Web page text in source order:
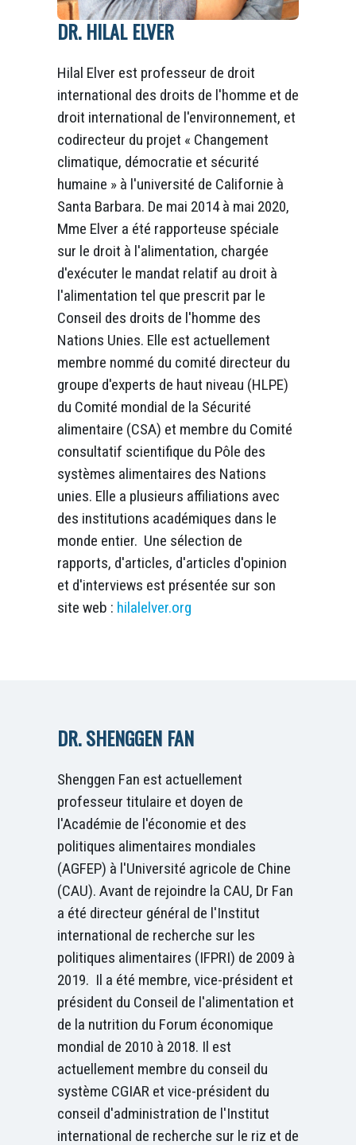
DR. HILAL ELVER
Hilal Elver est professeur de droit
international des droits de l'homme et de
droit international de l'environnement, et
codirecteur du projet « Changement
climatique, démocratie et sécurité
humaine » à l'université de Californie à
Santa Barbara. De mai 2014 à mai 2020,
Mme Elver a été rapporteuse spéciale
sur le droit à l'alimentation, chargée
d'exécuter le mandat relatif au droit à
l'alimentation tel que prescrit par le
Conseil des droits de l'homme des
Nations Unies. Elle est actuellement
membre nommé du comité directeur du
groupe d'experts de haut niveau (HLPE)
du Comité mondial de la Sécurité
alimentaire (CSA) et membre du Comité
consultatif scientifique du Pôle des
systèmes alimentaires des Nations
unies. Elle a plusieurs affiliations avec
des institutions académiques dans le
monde entier. Une sélection de
rapports, d'articles, d'articles d'opinion
et d'interviews est présentée sur son
site web : hilalelver.org
DR. SHENGGEN FAN
Shenggen Fan est actuellement
professeur titulaire et doyen de
l'Académie de l'économie et des
politiques alimentaires mondiales
(AGFEP) à l'Université agricole de Chine
(CAU). Avant de rejoindre la CAU, Dr Fan
a été directeur général de l'Institut
international de recherche sur les
politiques alimentaires (IFPRI) de 2009 à
2019. Il a été membre, vice-président et
président du Conseil de l'alimentation et
de la nutrition du Forum économique
mondial de 2010 à 2018. Il est
actuellement membre du conseil du
système CGIAR et vice-président du
conseil d'administration de l'Institut
international de recherche sur le riz et de